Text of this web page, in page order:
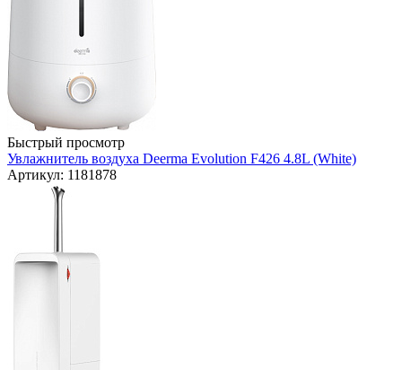
Быстрый просмотр
Увлажнитель воздуха Deerma Evolution F426 4.8L (White)
Артикул: 1181878